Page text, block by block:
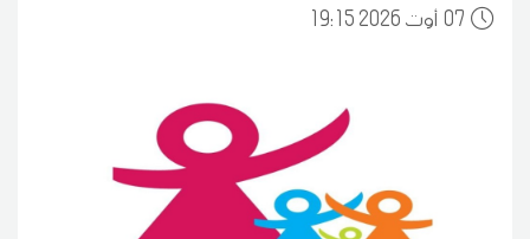
0719:15 2026 أوت